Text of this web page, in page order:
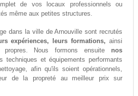
de vos locaux professionnels ou
même aux petites structures.
dans la ville de Arnouville sont recrutés
expériences, leurs formations, ainsi
Nous formons ensuite nos
et équipements performants
afin qu'ils soient opérationnels,
de la propreté au meilleur prix sur